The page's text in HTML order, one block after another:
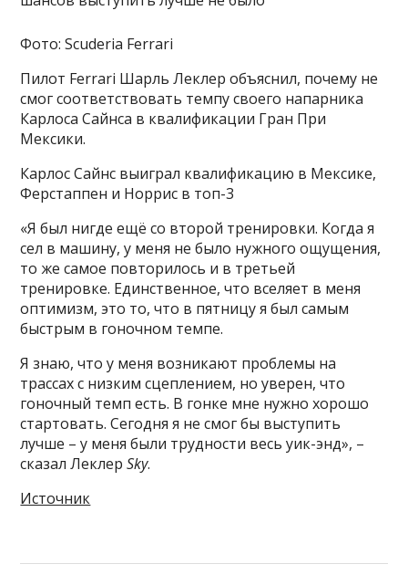
Фото: Scuderia Ferrari
Пилот Ferrari Шарль Леклер объяснил, почему не
смог соответствовать темпу своего напарника
Карлоса Сайнса в квалификации Гран При
Мексики.
Карлос Сайнс выиграл квалификацию в Мексике,
Ферстаппен и Норрис в топ-3
«Я был нигде ещё со второй тренировки. Когда я
сел в машину, у меня не было нужного ощущения,
то же самое повторилось и в третьей
тренировке. Единственное, что вселяет в меня
оптимизм, это то, что в пятницу я был самым
быстрым в гоночном темпе.
Я знаю, что у меня возникают проблемы на
трассах с низким сцеплением, но уверен, что
гоночный темп есть. В гонке мне нужно хорошо
стартовать. Сегодня я не смог бы выступить
лучше – у меня были трудности весь уик-энд», –
сказал ЛеклерSky.
Источник